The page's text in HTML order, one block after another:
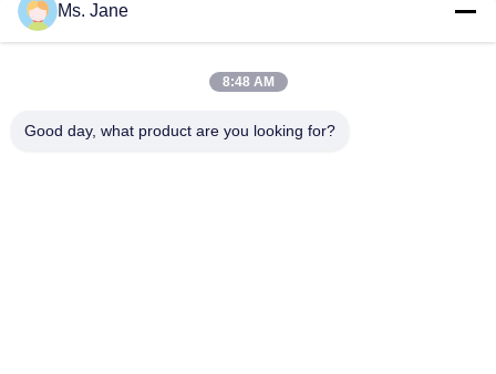
CF 9,5" DES COLUMBIUM-CFB x 11" NCR-Papier des
selbstdurchschreibenden Papiers für Thermal-Drucker klären
Bild
Biologisch abbaubares synthetisches Steinpapier 160um
Ms. Jane
8:48 AM
Good day, what product are you looking for?